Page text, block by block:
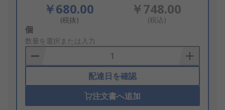
￥680.00
(税抜)
￥748.00
(税込)
Add
to
Basket
個
数量を選択または入力
配達日を確認
注文書へ追加